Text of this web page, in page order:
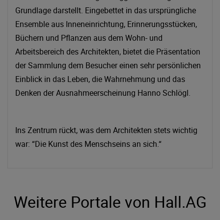
Grundlage darstellt. Eingebettet in das ursprüngliche
Ensemble aus Inneneinrichtung, Erinnerungsstücken,
Büchern und Pflanzen aus dem Wohn- und
Arbeitsbereich des Architekten, bietet die Präsentation
der Sammlung dem Besucher einen sehr persönlichen
Einblick in das Leben, die Wahrnehmung und das
Denken der Ausnahmeerscheinung Hanno Schlögl.
Ins Zentrum rückt, was dem Architekten stets wichtig
war: “Die Kunst des Menschseins an sich.“
Weitere Portale von Hall.AG